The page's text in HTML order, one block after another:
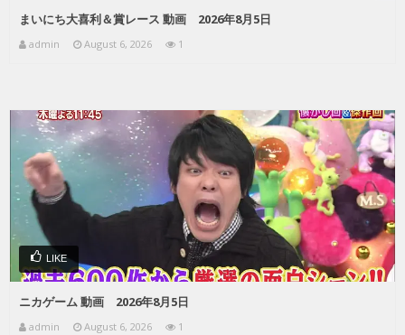
まいにち大喜利＆賞レース 動画 2026年8月5日
admin August 6, 2026 1
LIKE
ニカゲーム 動画 2026年8月5日
admin August 6, 2026 1